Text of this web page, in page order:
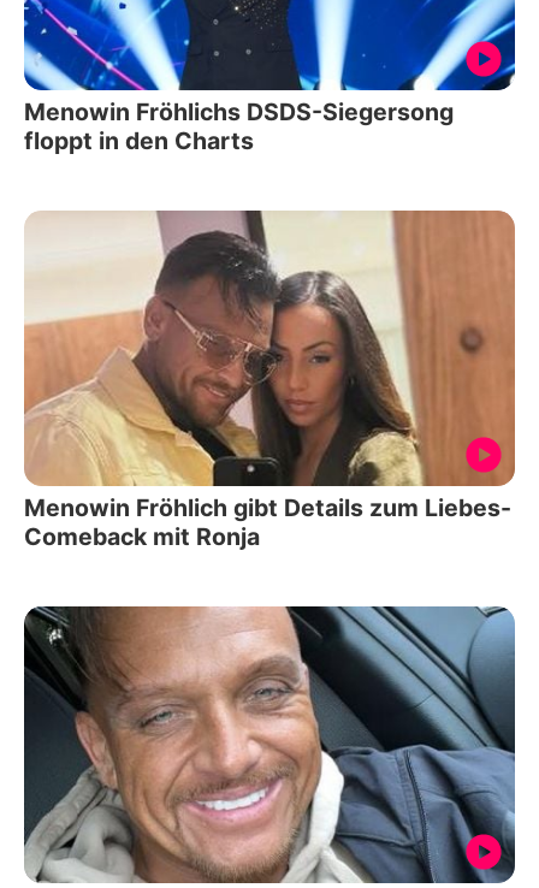
Menowin Fröhlichs DSDS-Siegersong
floppt in den Charts
Menowin Fröhlich gibt Details zum Liebes-
Comeback mit Ronja